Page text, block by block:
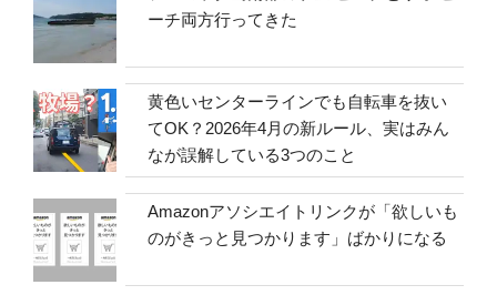
ーチ両方行ってきた
黄色いセンターラインでも自転車を抜い
てOK？2026年4月の新ルール、実はみん
なが誤解している3つのこと
Amazonアソシエイトリンクが「欲しいも
のがきっと見つかります」ばかりになる